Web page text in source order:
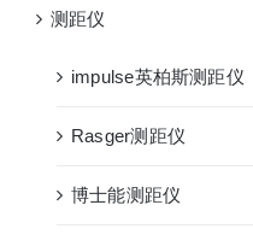
测距仪
impulse英柏斯测距仪
Rasger测距仪
博士能测距仪